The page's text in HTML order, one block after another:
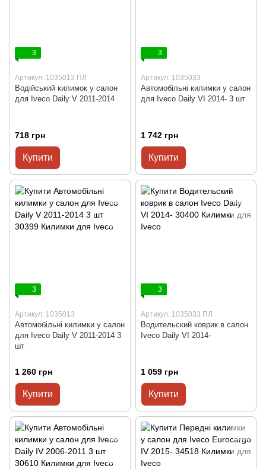
3
Артикул: 1035013 ПЛ
Водійський килимок у салон
для Iveco Daily V 2011-2014
718 грн
Купити
3
Артикул: 1035033
Автомобільні килимки у салон
для Iveco Daily VI 2014- 3 шт
1 742 грн
Купити
3
Артикул: 1035013
Автомобільні килимки у салон
для Iveco Daily V 2011-2014 3
шт
1 260 грн
Купити
3
Артикул: 1035033 ПЛ
Водительский коврик в салон
Iveco Daily VI 2014-
1 059 грн
Купити